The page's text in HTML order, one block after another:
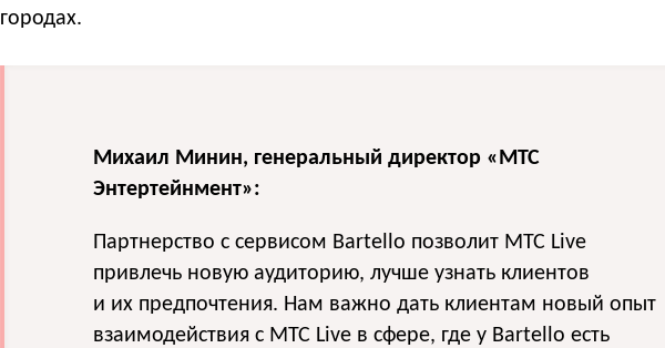
городах.
Михаил Минин, генеральный директор «МТС
Энтертейнмент»:
Партнерство с сервисом Bartello позволит МТС Live
привлечь новую аудиторию, лучше узнать клиентов
и их предпочтения. Нам важно дать клиентам новый опыт
взаимодействия с МТС Live в сфере, где у Bartello есть